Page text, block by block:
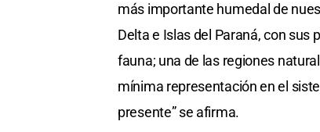
más importante humedal de
Delta e Islas del Paraná, con sus
fauna; una de las regiones
mínima representación en el
presente” se afirma.